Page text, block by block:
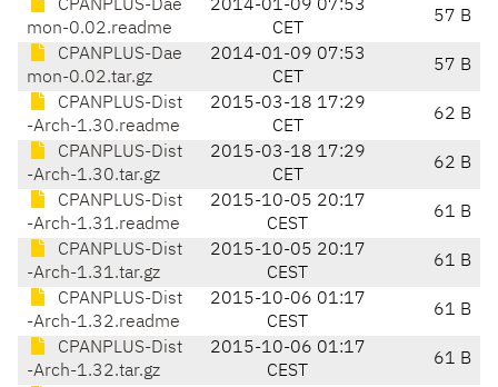
CPANPLUS-Dae
mon-0.02.readme
2014-01-09 07:53
CET
57 B
CPANPLUS-Dae
mon-0.02.tar.gz
2014-01-09 07:53
CET
57 B
CPANPLUS-Dist
-Arch-1.30.readme
2015-03-18 17:29
CET
62 B
CPANPLUS-Dist
-Arch-1.30.tar.gz
2015-03-18 17:29
CET
62 B
CPANPLUS-Dist
-Arch-1.31.readme
2015-10-05 20:17
CEST
61 B
CPANPLUS-Dist
-Arch-1.31.tar.gz
2015-10-05 20:17
CEST
61 B
CPANPLUS-Dist
-Arch-1.32.readme
2015-10-06 01:17
CEST
61 B
CPANPLUS-Dist
-Arch-1.32.tar.gz
2015-10-06 01:17
CEST
61 B